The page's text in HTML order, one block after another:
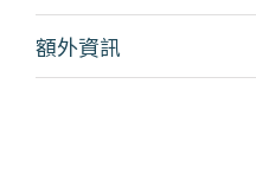
額外資訊